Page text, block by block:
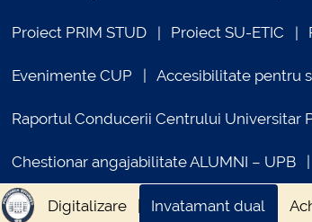
Proiect PRIM STUD Proiect SU-ETIC
Evenimente CUP Accesibilitate pentru
Raportul Conducerii Centrului Universitar
Chestionar angajabilitate ALUMNI – UPB
Digitalizare Invatamant dual